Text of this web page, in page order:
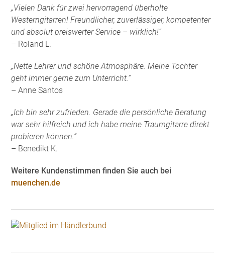
„Vielen Dank für zwei hervorragend überholte
Westerngitarren! Freundlicher, zuverlässiger, kompetenter
und absolut preiswerter Service – wirklich!“
– Roland L.
„Nette Lehrer und schöne Atmosphäre. Meine Tochter
geht immer gerne zum Unterricht.“
– Anne Santos
„Ich bin sehr zufrieden. Gerade die persönliche Beratung
war sehr hilfreich und ich habe meine Traumgitarre direkt
probieren können.“
– Benedikt K.
Weitere Kundenstimmen finden Sie auch bei
muenchen.de